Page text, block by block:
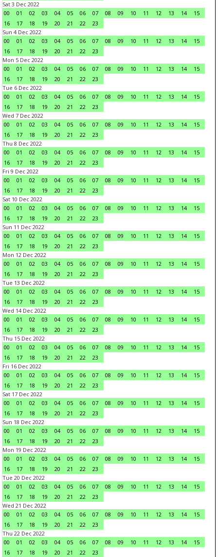
Sat 3 Dec 2022
00
01 02 03 04 05 06 07 08 09 10 11 12 13 14
15
16
17 18 19 20 21 22
23
Sun 4 Dec 2022
00
01 02 03 04 05 06 07 08 09 10 11 12 13 14
15
16
17 18 19 20 21 22
23
Mon 5 Dec 2022
00
01 02 03 04 05 06 07 08 09 10 11 12 13 14
15
16
17 18 19 20 21 22
23
Tue 6 Dec 2022
00
01 02 03 04 05 06 07 08 09 10 11 12 13 14
15
16
17 18 19 20 21 22
23
Wed 7 Dec 2022
00
01 02 03 04 05 06 07 08 09 10 11 12 13 14
15
16
17 18 19 20 21 22
23
Thu 8 Dec 2022
00
01 02 03 04 05 06 07 08 09 10 11 12 13 14
15
16
17 18 19 20 21 22
23
Fri 9 Dec 2022
00
01 02 03 04 05 06 07 08 09 10 11 12 13 14
15
16
17 18 19 20 21 22
23
Sat 10 Dec 2022
00
01 02 03 04 05 06 07 08 09 10 11 12 13 14
15
16
17 18 19 20 21 22
23
Sun 11 Dec 2022
00
01 02 03 04 05 06 07 08 09 10 11 12 13 14
15
16
17 18 19 20 21 22
23
Mon 12 Dec 2022
00
01 02 03 04 05 06 07 08 09 10 11 12 13 14
15
16
17 18 19 20 21 22
23
Tue 13 Dec 2022
00
01 02 03 04 05 06 07 08 09 10 11 12 13 14
15
16
17 18 19 20 21 22
23
Wed 14 Dec 2022
00
01 02 03 04 05 06 07 08 09 10 11 12 13 14
15
16
17 18 19 20 21 22
23
Thu 15 Dec 2022
00
01 02 03 04 05 06 07 08 09 10 11 12 13 14
15
16
17 18 19 20 21 22
23
Fri 16 Dec 2022
00
01 02 03 04 05 06 07 08 09 10 11 12 13 14
15
16
17 18 19 20 21 22
23
Sat 17 Dec 2022
00
01 02 03 04 05 06 07 08 09 10 11 12 13 14
15
16
17 18 19 20 21 22
23
Sun 18 Dec 2022
00
01 02 03 04 05 06 07 08 09 10 11 12 13 14
15
16
17 18 19 20 21 22
23
Mon 19 Dec 2022
00
01 02 03 04 05 06 07 08 09 10 11 12 13 14
15
16
17 18 19 20 21 22
23
Tue 20 Dec 2022
00
01 02 03 04 05 06 07 08 09 10 11 12 13 14
15
16
17 18 19 20 21 22
23
Wed 21 Dec 2022
00
01 02 03 04 05 06 07 08 09 10 11 12 13 14
15
16
17 18 19 20 21 22
23
Thu 22 Dec 2022
00
01 02 03 04 05 06 07 08 09 10 11 12 13 14
15
16
17 18 19 20 21 22
23